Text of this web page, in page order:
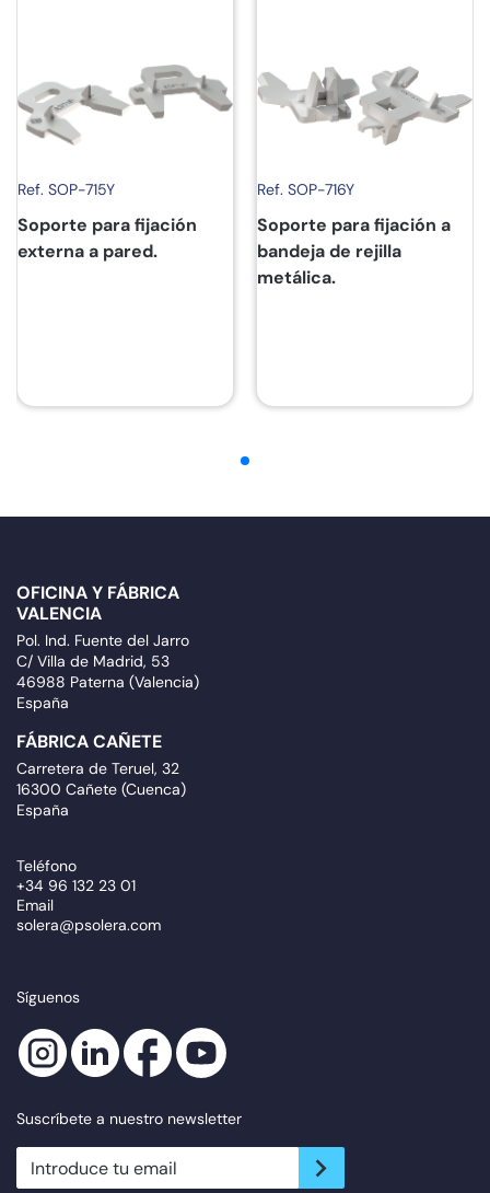
Ref. SOP-715Y
Soporte para fijación
externa a pared.
Ref. SOP-716Y
Soporte para fijación a
bandeja de rejilla
metálica.
OFICINA Y FÁBRICA
VALENCIA
Pol. Ind. Fuente del Jarro
C/ Villa de Madrid, 53
46988 Paterna (Valencia)
España
FÁBRICA CAÑETE
Carretera de Teruel, 32
16300 Cañete (Cuenca)
España
Teléfono
+34 96 132 23 01
Email
solera@psolera.com
Síguenos
Suscríbete a nuestro newsletter
newsletter.suscribe